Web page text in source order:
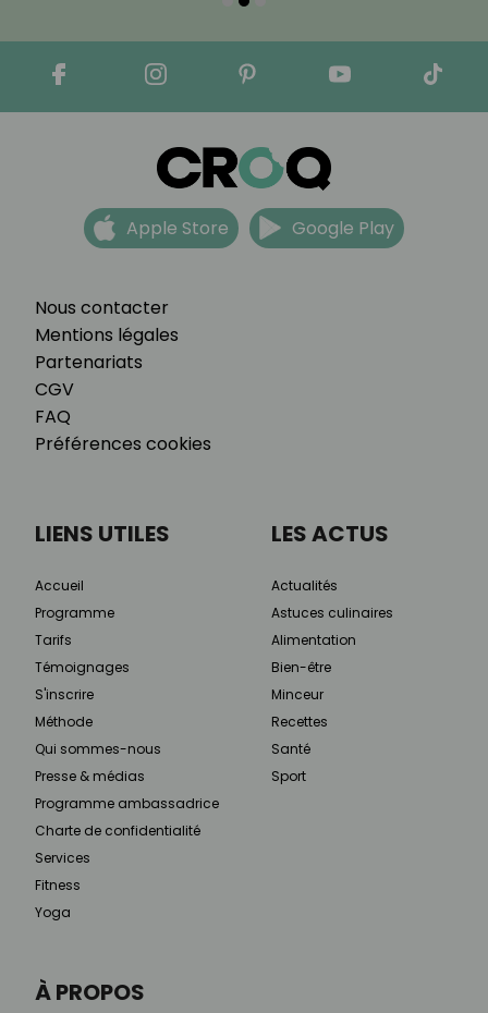
Nous contacter
Mentions légales
Partenariats
CGV
FAQ
Préférences cookies
Apple Store Google Play
À PROPOS
LIENS UTILES
Accueil
Programme
Tarifs
Témoignages
S'inscrire
Méthode
Qui sommes-nous
Presse & médias
Programme ambassadrice
Charte de confidentialité
Services
Fitness
Yoga
LES ACTUS
Actualités
Astuces culinaires
Alimentation
Bien-être
Minceur
Recettes
Santé
Sport